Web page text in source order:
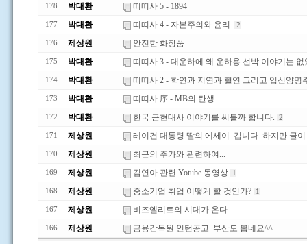
178 박대환 띠띠사 5 - 1894
177 박대환 띠띠사 4 - 자본주의와 윤리. 2
176 제상원 안전한 화장품
175 박대환 띠띠사 3 - 대운하에 왜 운하용 선박 이야기는 없
174 박대환 띠띠사 2 - 학연과 지연과 혈연 그리고 입신양명
173 박대환 띠띠사 序 - MB의 탄생
172 박대환 한국 근현대사 이야기를 써볼까 합니다. 2
171 제상원 레이건 대통령 딸의 에세이. 깁니다. 하지만 글
170 제상원 최근의 주가와 관련하여...
169 제상원 김연아 관련 Yotube 동영상 1
168 제상원 중소기업 취업 어떻게 할 것인가? 1
167 제상원 비즈엘리트의 시대가 온다
166 제상원 금융감독원 인턴공고_부산도 뽑네요^^